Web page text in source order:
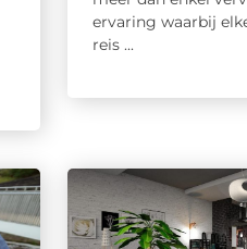
ervaring waarbij
reis ...